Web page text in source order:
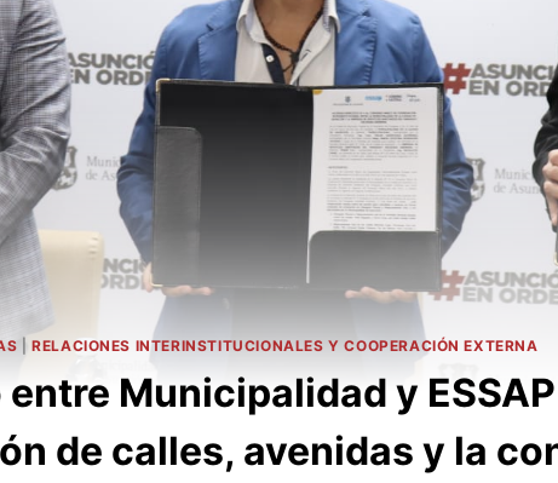
|RELACIONES INTERINSTITUCIONALES Y COOPERACIÓN EXTERNA
Municipalidad y
de calles, avenidas y la